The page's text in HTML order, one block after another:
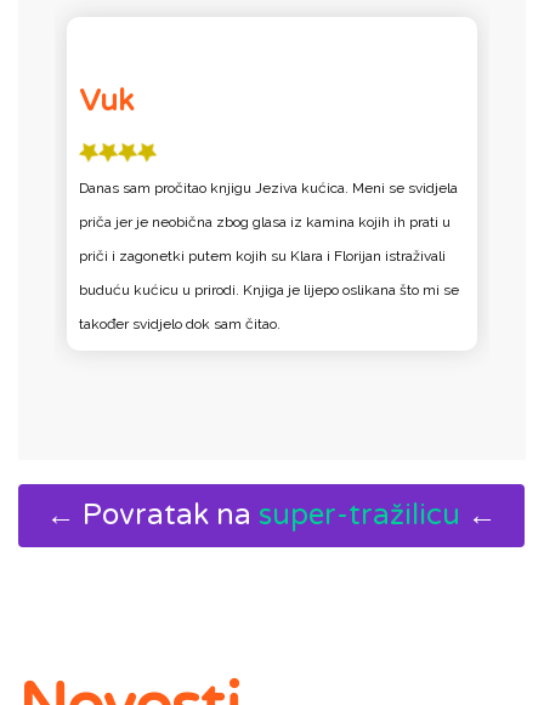
Vuk
Danas sam pročitao knjigu Jeziva kućica. Meni se svidjela
priča jer je neobična zbog glasa iz kamina kojih ih prati u
priči i zagonetki putem kojih su Klara i Florijan istraživali
buduću kućicu u prirodi. Knjiga je lijepo oslikana što mi se
također svidjelo dok sam čitao.
← Povratak na super-tražilicu ←